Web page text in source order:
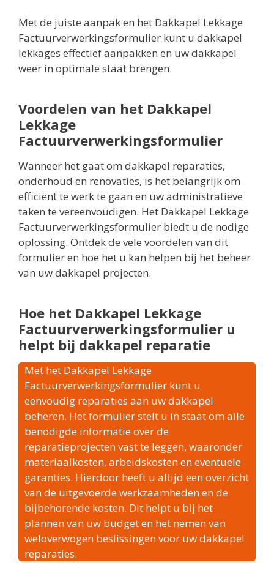
Met de juiste aanpak en het Dakkapel Lekkage
Factuurverwerkingsformulier kunt u dakkapel
lekkages effectief aanpakken en uw dakkapel
weer in optimale staat brengen.
Voordelen van het Dakkapel
Lekkage
Factuurverwerkingsformulier
Wanneer het gaat om dakkapel reparaties,
onderhoud en renovaties, is het belangrijk om
efficiënt te werk te gaan en uw administratieve
taken te vereenvoudigen. Het Dakkapel Lekkage
Factuurverwerkingsformulier biedt u de nodige
oplossing. Ontdek de vele voordelen van dit
formulier en hoe het u kan helpen bij het beheer
van uw dakkapel projecten.
Hoe het Dakkapel Lekkage
Factuurverwerkingsformulier u
helpt bij dakkapel reparatie
Met het Dakkapel Lekkage
Factuurverwerkingsformulier kunt u
eenvoudig reparaties aan uw dakkapel
beheren. Het formulier stelt u in staat om alle
benodigde informatie over de
reparatieprojecten vast te leggen, waaronder
materiaalkosten, arbeidskosten en eventuele
garanties. Hierdoor heeft u altijd een overzicht
van de uitgevoerde werkzaamheden en de
bijbehorende kosten. Dit helpt u bij het
plannen van uw budget en het nemen van
weloverwogen beslissingen voor uw dakkapel
reparaties.